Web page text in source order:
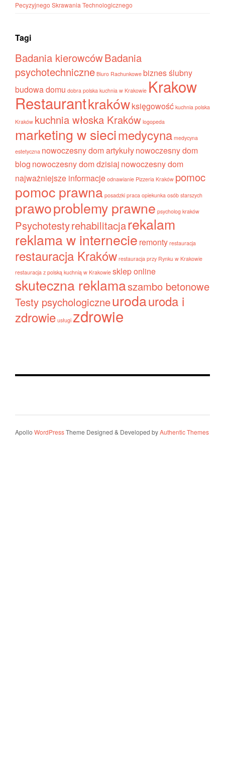
Pecyzyjnego Skrawania Technologicznego
Tagi
Badania kierowcówBadania
psychotechniczne Biuro Rachunkowe biznes ślubny
budowa domu dobra polska kuchnia w Krakowie Krakow
Restaurantkrakówksięgowość kuchnia polska
Kraków kuchnia włoska Kraków logopeda
marketing w siecimedycyna medycyna
estetyczna nowoczesny dom artykułynowoczesny dom
blog nowoczesny dom dzisiaj nowoczesny dom
najważniejsze informacje odnawianie Pizzeria Kraków pomoc
pomoc prawna posadzki praca opiekunka osób starszych
prawoproblemy prawne psycholog kraków
Psychotestyrehabilitacjarekalam
reklama w internecie remonty restauracja
restauracja Kraków restauracja przy Rynku w Krakowie
restauracja z polską kuchnią w Krakowie sklep online
skuteczna reklamaszambo betonowe
Testy psychologiczneurodauroda i
zdrowie usługi zdrowie
Apollo WordPressTheme Designed & Developed byAuthentic Themes